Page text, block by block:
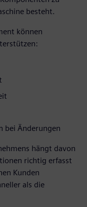
besteht.
können
bei Änderungen
hängt davon
richtig erfasst
Kunden
als die